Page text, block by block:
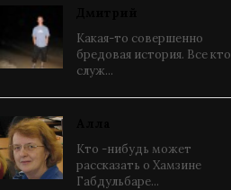
Какая-то совершенно
бредовая история. Все кто
служ...
Кто -нибудь может
рассказать о Хамзине
Габдульбаре...